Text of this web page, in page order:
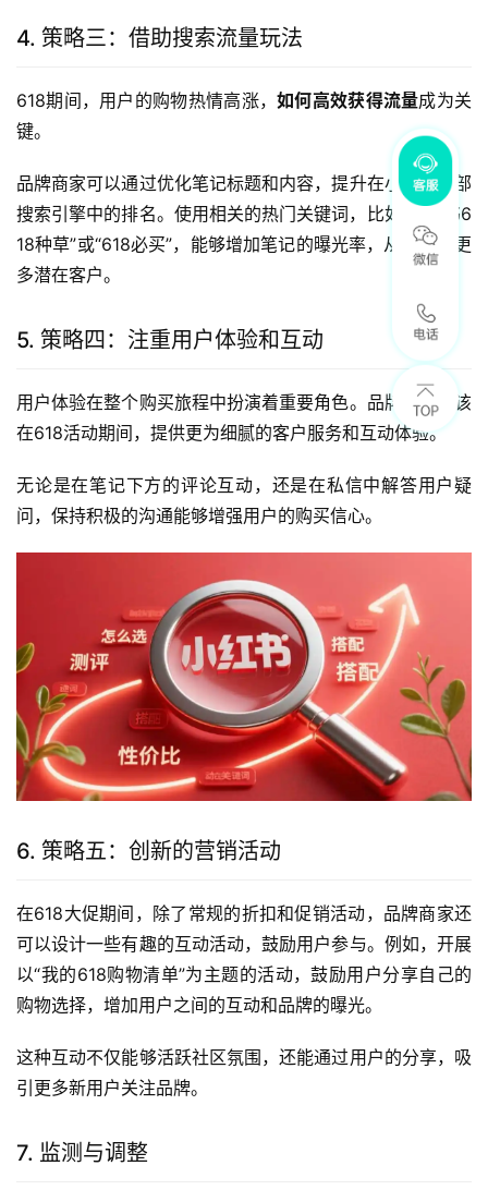
4. 策略三：借助搜索流量玩法
618期间，用户的购物热情高涨，如何高效获得流量成为关
键。
品牌商家可以通过优化笔记标题和内容，提升在小红书内部
搜索引擎中的排名。使用相关的热门关键词，比如“小红书6
18种草”或“618必买”，能够增加笔记的曝光率，从而吸引更
多潜在客户。
5. 策略四：注重用户体验和互动
用户体验在整个购买旅程中扮演着重要角色。品牌商家应该
在618活动期间，提供更为细腻的客户服务和互动体验。
无论是在笔记下方的评论互动，还是在私信中解答用户疑
问，保持积极的沟通能够增强用户的购买信心。
6. 策略五：创新的营销活动
在618大促期间，除了常规的折扣和促销活动，品牌商家还
可以设计一些有趣的互动活动，鼓励用户参与。例如，开展
以“我的618购物清单”为主题的活动，鼓励用户分享自己的
购物选择，增加用户之间的互动和品牌的曝光。
这种互动不仅能够活跃社区氛围，还能通过用户的分享，吸
引更多新用户关注品牌。
7. 监测与调整